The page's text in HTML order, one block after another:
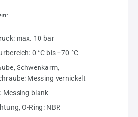
max. 10 bar
0 °C bis +70 °C
Schwenkarm,
Messing vernickelt
Messing blank
O-Ring: NBR